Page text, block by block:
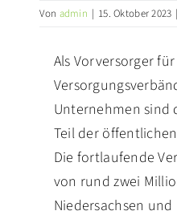
Von admin | 15. Oktober 2023 |
Als Vorversorger
Unternehmen sind
Teil der
Die fortlaufende
von rund zwei
Niedersachsen